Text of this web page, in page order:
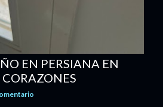
EN PERSIANA EN